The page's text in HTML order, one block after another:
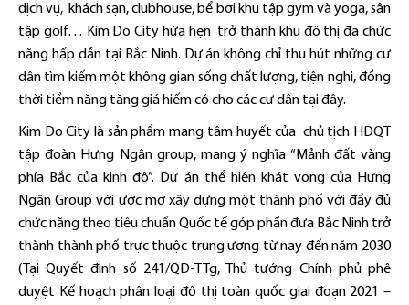
dịch vụ, khách sạn, clubhouse, bể bơi khu tập gym và yoga, sân
tập golf… Kim Do City hứa hẹn trở thành khu đô thị đa chức
năng hấp dẫn tại Bắc Ninh. Dự án không chỉ thu hút những cư
dân tìm kiếm một không gian sống chất lượng, tiện nghi, đồng
thời tiềm năng tăng giá hiếm có cho các cư dân tại đây.
Kim Do City là sản phẩm mang tâm huyết của chủ tịch HĐQT
tập đoàn Hưng Ngân group, mang ý nghĩa “Mảnh đất vàng
phía Bắc của kinh đô”. Dự án thể hiện khát vọng của Hưng
Ngân Group với ước mơ xây dựng một thành phố với đầy đủ
chức năng theo tiêu chuẩn Quốc tế góp phần đưa Bắc Ninh trở
thành thành phố trực thuộc trung ương từ nay đến năm 2030
(Tại Quyết định số 241/QĐ-TTg, Thủ tướng Chính phủ phê
duyệt Kế hoạch phân loại đô thị toàn quốc giai đoạn 2021 –